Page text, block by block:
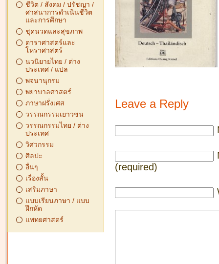
ชีวิต / สังคม / ปรัชญา /
ศาสนาการดำเนินชีวิต
และการศึกษา
ชุดนวดและสุขภาพ
ดาราศาสตร์และ
โหราศาสตร์
นวนิยายไทย / ต่าง
ประเทศ / แปล
พจนานุกรม
พยาบาลศาสตร์
ภาษาฝรั่งเศส
วรรณกรรมเยาวชน
วรรณกรรมไทย / ต่าง
ประเทศ
วิศวกรรม
ศิลปะ
อื่นๆ
เรื่องสั้น
เสริมภาษา
แบบเรียนภาษา / แบบ
ฝึกหัด
แพทยศาสตร์
Leave a Reply
(required)